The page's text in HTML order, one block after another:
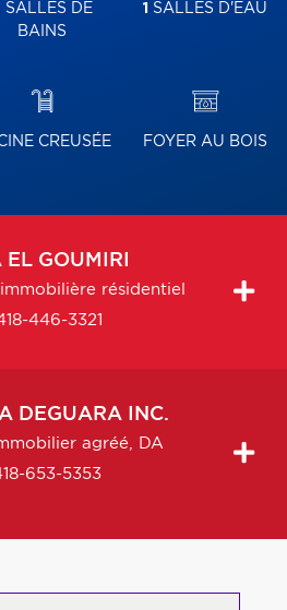
SALLES DE
BAINS
1 SALLES D'EAU
CREUSÉE FOYER AU BOIS
EL GOUMIRI
résidentiel
446-3321
DEGUARA INC.
agréé, DA
653-5353